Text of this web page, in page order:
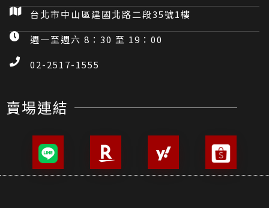
台北市中山區建國北路二段35號1樓
週一至週六 8：30 至 19：00
02-2517-1555
賣場連結